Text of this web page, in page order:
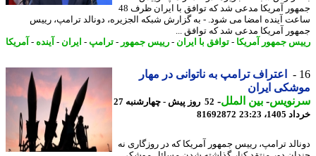
جمهور آمریکا مدعی شد که توافق با ایران ظرف 48
آینده امضا می شود. - به گزارش شبکه الجزیره، دونالد ترامپ، رییس
آمریکا مدعی شد که توافق ...
جمهور آمریکا- توافق با ایران - رییس جمهور-ترامپ -ایران - آینده -آمریکا
اعتراف ترامپ به ناتوانی در مهار
ایران
-بین الملل-
52 روز پیش - چهارشنبه 27
23:23
81692872
ترامپ، رییس جمهور آمریکا که در روزگاری نه